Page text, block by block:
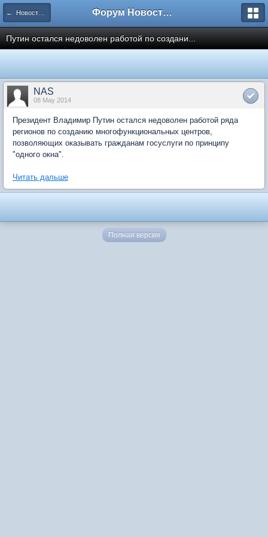
← Новости рынка недвижимости Форум Новостройки
Путин остался недоволен работой по создани...
NAS
08 May 2014
Президент Владимир Путин остался недоволен работой ряда
регионов по созданию многофункциональных центров,
позволяющих оказывать гражданам госуслуги по принципу
"одного окна".
Читать дальше
Полная версия